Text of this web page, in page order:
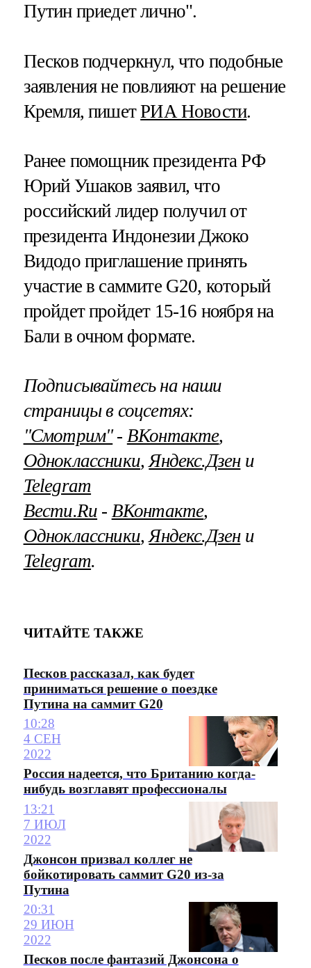
Путин приедет лично".
Песков подчеркнул, что подобные
заявления не повлияют на решение
Кремля, пишетРИА Новости.
Ранее помощник президента РФ
Юрий Ушаков заявил, что
российский лидер получил от
президента Индонезии Джоко
Видодо приглашение принять
участие в саммите G20, который
пройдет пройдет 15-16 ноября на
Бали в очном формате.
Подписывайтесь на наши
страницы в соцсетях:
"Смотрим"‐ ВКонтакте,
Одноклассники, Яндекс.Дзени
Telegram
Вести.Ru ‐ ВКонтакте,
Одноклассники, Яндекс.Дзени
Telegram.
ЧИТАЙТЕ ТАКЖЕ
Песков рассказал, как будет
приниматься решение о поездке
Путина на саммит G20
10:28
4 СЕН
2022
Россия надеется, что Британию когда-
нибудь возглавят профессионалы
13:21
7 ИЮЛ
2022
Джонсон призвал коллег не
бойкотировать саммит G20 из-за
Путина
20:31
29 ИЮН
2022
Песков после фантазий Джонсона о